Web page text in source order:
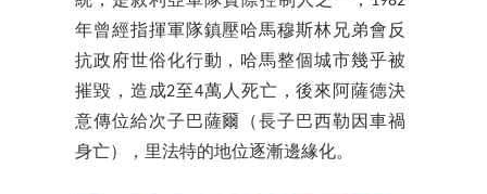
年曾經指揮軍隊鎮壓哈馬穆斯林兄弟會反
抗政府世俗化行動，哈馬整個城市幾乎被
摧毀，造成2至4萬人死亡，後來阿薩德決
意傳位給次子巴薩爾（長子巴西勒因車禍
身亡），里法特的地位逐漸邊緣化。